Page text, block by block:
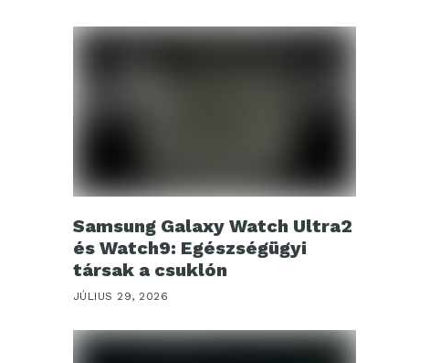
Samsung Galaxy Watch Ultra2
és Watch9: Egészségügyi
társak a csuklón
JÚLIUS 29, 2026